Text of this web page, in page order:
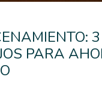
3
PARA